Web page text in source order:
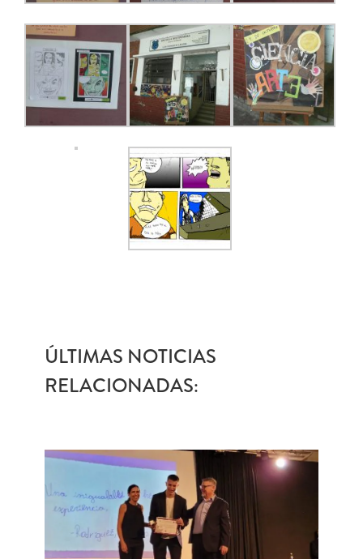
ÚLTIMAS NOTICIAS
RELACIONADAS: